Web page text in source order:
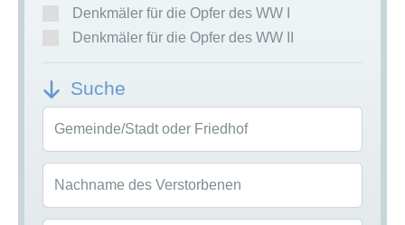
Denkmäler für die Opfer des WW I
Denkmäler für die Opfer des WW II
Suche
Gemeinde/Stadt oder Friedhof
Nachname des Verstorbenen